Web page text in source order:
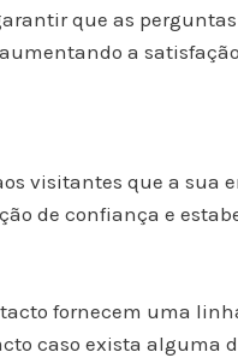
que as
a
visitantes que a sua
de confiança e
fornecem uma
caso exista alguma